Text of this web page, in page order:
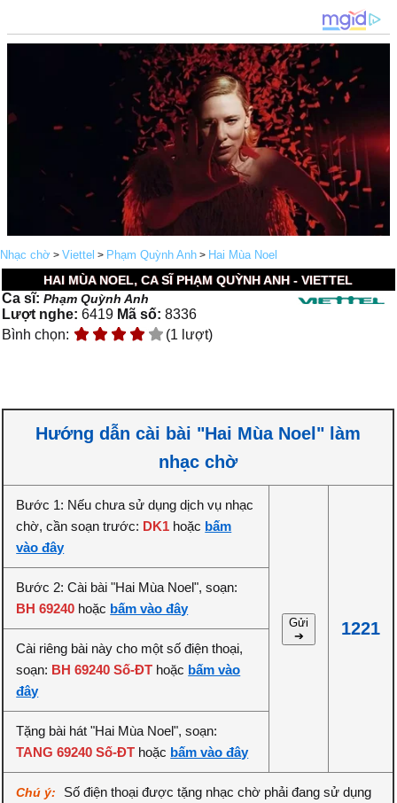
Nhạc chờ > Viettel > Phạm Quỳnh Anh > Hai Mùa Noel
HAI MÙA NOEL, CA SĨ PHẠM QUỲNH ANH - VIETTEL
Ca sĩ:Phạm Quỳnh Anh
Lượt nghe: 6419 Mã số: 8336
Bình chọn:
(1 lượt)
Hướng dẫn cài bài "Hai Mùa Noel" làm
nhạc chờ
Bước 1: Nếu chưa sử dụng dịch vụ nhạc
chờ, cần soạn trước: DK1 hoặc bấm
vào đây
Gửi
➔
1221
Bước 2: Cài bài "Hai Mùa Noel", soạn:
BH 69240 hoặc bấm vào đây
Cài riêng bài này cho một số điện thoại,
soạn: BH 69240 Số-ĐT hoặc bấm vào
đây
Tặng bài hát "Hai Mùa Noel", soạn:
TANG 69240 Số-ĐT hoặc bấm vào đây
Chú ý:
Số điện thoại được tặng nhạc chờ phải đang sử dụng